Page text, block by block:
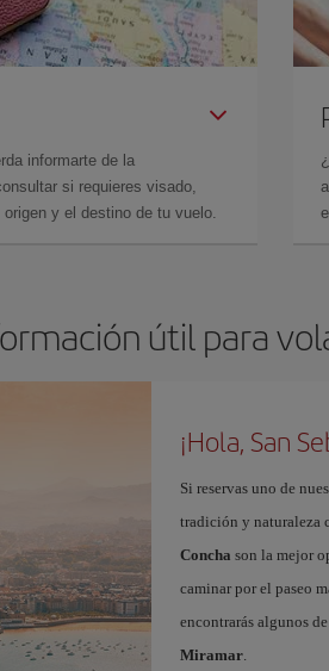
informarte de la
si requieres visado,
y el destino de tu vuelo.
útil para
¡Hola, San
Si reservas uno de
tradición y naturaleza
Concha son la mejor
caminar por el paseo
encontrarás algunos
Miramar.